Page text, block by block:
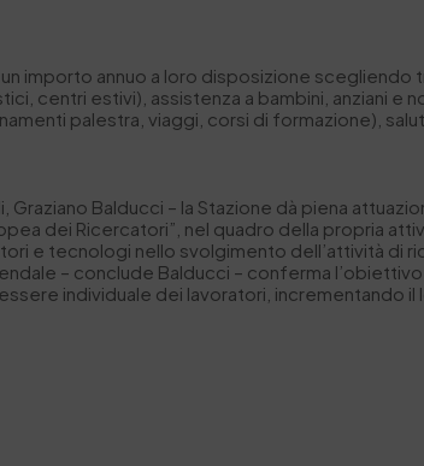
importo annuo a loro disposizione scegliendo
centri estivi), assistenza a bambini, anziani e
palestra, viaggi, corsi di formazione),
Balducci – la Stazione dà piena
dei Ricercatori”, nel quadro della propria
e tecnologi nello svolgimento dell’attività di
– conclude Balducci – conferma
individuale dei lavoratori, incrementando il